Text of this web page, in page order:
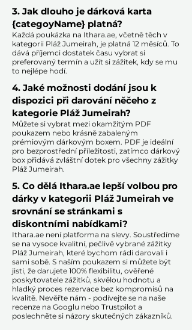
3. Jak dlouho je dárková karta
{categoyName} platná?
Každá poukázka na Ithara.ae, včetně těch v
kategorii Pláž Jumeirah, je platná 12 měsíců. To
dává příjemci dostatek času vybrat si
preferovaný termín a užít si zážitek, kdy se mu
to nejlépe hodí.​
4. Jaké možnosti dodání jsou k
dispozici při darování něčeho z
kategorie Pláž Jumeirah?
Můžete si vybrat mezi okamžitým PDF
poukazem nebo krásně zabaleným
prémiovým dárkovým boxem. PDF je ideální
pro bezprostřední příležitosti, zatímco dárkový
box přidává zvláštní dotek pro všechny zážitky
Pláž Jumeirah.​
5. Co dělá Ithara.ae lepší volbou pro
dárky v kategorii Pláž Jumeirah ve
srovnání se stránkami s
diskontními nabídkami?​
​​Ithara.ae není platforma na slevy. Soustředíme
se na vysoce kvalitní, pečlivě vybrané zážitky
Pláž Jumeirah, které bychom rádi darovali i
sami sobě. S naším poukazem si můžete být
jisti, že darujete 100% flexibilitu, ověřené
poskytovatele zážitků, skvělou hodnotu a
hladký proces rezervace bez kompromisů na
kvalitě. Nevěřte nám - podívejte se na naše
recenze na Googlu nebo Trustpilot a
poslechněte si názory skutečných zákazníků.